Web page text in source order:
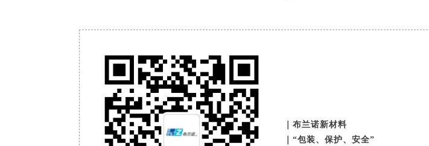
｜布兰诺新材料
｜“包装、保护、安全”